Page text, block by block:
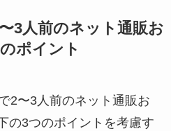
3人前のネット通販お
ポイント
2〜3人前のネット通販お
の3つのポイントを考慮す